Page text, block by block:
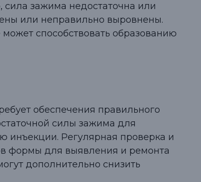
зажима недостаточна или
или неправильно выровнены.
способствовать образованию
обеспечения правильного
силы зажима для
инъекции. Регулярная проверка и
формы для выявления и ремонта
дополнительно снизить